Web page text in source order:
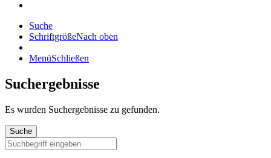
Suche
SchriftgrößeNach oben
MenüSchließen
Suchergebnisse
Es wurden Suchergebnisse zu gefunden.
Suche